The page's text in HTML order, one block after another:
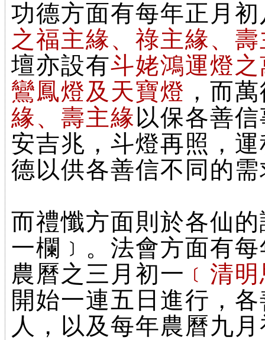
功德方面有每年正月
之福主緣、祿主緣、
壇亦設有斗姥鴻運燈
鸞鳳燈及天寶燈 ，而
緣、壽主緣以保各善
安吉兆，斗燈再照，
德以供各善信不同的
而禮懺方面則於各仙
一欄﹞。法會方面有
農曆之三月初一 ﹝清
開始一連五日進行，
人，以及每年農曆九